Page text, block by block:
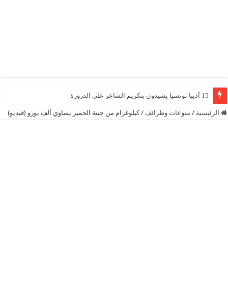
15 أديبا تونسيا يشيدون بتكريم الشاعر علي الدرورة
الرئيسية / منوعات وطرائف / كيلوغرام من جبنة الحمير يساوي ألف يورو (فيديو)